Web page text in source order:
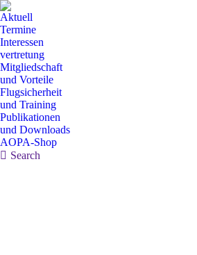
Aktuell
Termine
Interessen
vertretung
Mitgliedschaft
und Vorteile
Flugsicherheit
und Training
Publikationen
und Downloads
AOPA-Shop
Search:
Search